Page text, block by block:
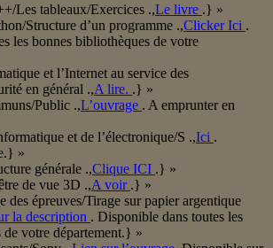
Les tableaux/Exercices .,Le livre .} »
Structure d’un programme .,Clicker Ici .
les bonnes bibliothèques de votre
et l’Internet au service des
en général .,A lire. .} »
Public .,L’ouvrage . A emprunter en
et de l’électronique/S .,Ici .
»
générale .,Clique ICI .} »
de vue 3D .,A voir .} »
des épreuves/Tirage sur papier argentique
la description . Disponible dans toutes les
votre département.} »